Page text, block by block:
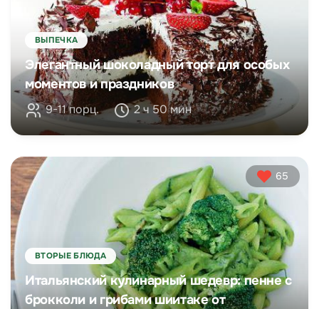
ВЫПЕЧКА
Элегантный шоколадный торт для особых
моментов и праздников
9-11 порц. 2 ч 50 мин
65
ВТОРЫЕ БЛЮДА
Итальянский кулинарный шедевр: пенне с
брокколи и грибами шиитаке от